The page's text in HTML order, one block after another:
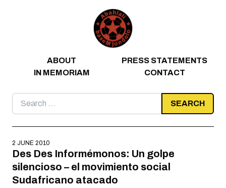
ABOUT
PRESS STATEMENTS
IN MEMORIAM
CONTACT
Search
for:
2 JUNE 2010
Des Des Informémonos: Un golpe
silencioso – el movimiento social
Sudafricano atacado